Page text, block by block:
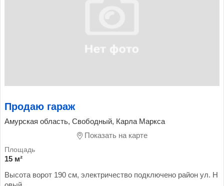
Продаю гараж
Амурская область, Свободный, Карла Маркса
Показать на карте
15 м²
Высота ворот 190 см, электричество подключено район ул. Н